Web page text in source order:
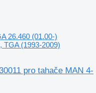
26.460 (01.00-)
TGA (1993-2009)
pro tahače MAN 4-